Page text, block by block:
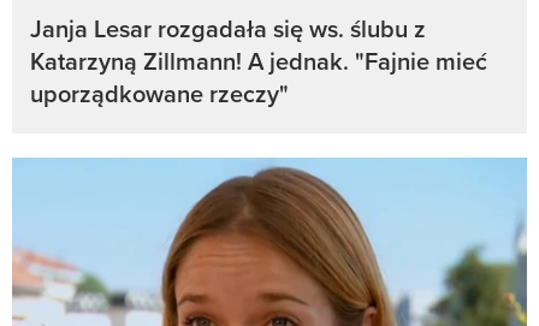
Janja Lesar rozgadała się ws. ślubu z
Katarzyną Zillmann! A jednak. "Fajnie mieć
uporządkowane rzeczy"